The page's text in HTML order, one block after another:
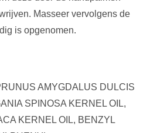
Masseer vervolgens de
is opgenomen.
AMYGDALUS DULCIS
SPINOSA KERNEL OIL,
KERNEL OIL, BENZYL